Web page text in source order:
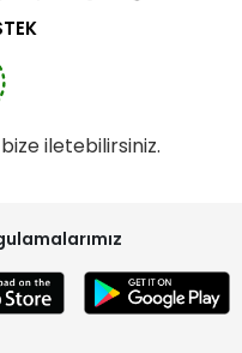
iletebilirsiniz.